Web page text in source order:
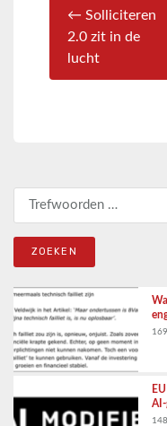
← Solliciteren
2.0 zit in de
lucht